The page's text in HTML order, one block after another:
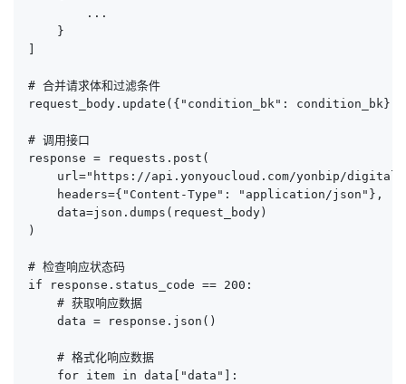
        ...
    }
# 合并请求体和过滤条件
request_body.update({"condition_bk": condition_bk})
# 调用接口
response = requests.post(
url="https://api.yonyoucloud.com/yonbip/
    headers={"Content-Type": "application/json"},
    data=json.dumps(request_body)
)
# 检查响应状态码
if response.status_code == 200:
    # 获取响应数据
    data = response.json()
    # 格式化响应数据
    for item in data["data"]: